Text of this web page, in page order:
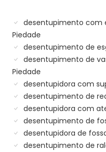
desentupimento com
Piedade
desentupimento de
desentupimento de
Piedade
desentupidora com
desentupimento de
desentupidora com
desentupimento de
desentupidora de
desentupimento de